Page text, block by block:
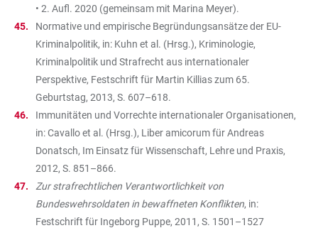
• 2. Aufl. 2020 (gemeinsam mit Marina Meyer).
Normative und empirische Begründungsansätze der EU-
Kriminalpolitik, in: Kuhn et al. (Hrsg.), Kriminologie,
Kriminalpolitik und Strafrecht aus internationaler
Perspektive, Festschrift für Martin Killias zum 65.
Geburtstag, 2013, S. 607–618.
Immunitäten und Vorrechte internationaler Organisationen,
in: Cavallo et al. (Hrsg.), Liber amicorum für Andreas
Donatsch, Im Einsatz für Wissenschaft, Lehre und Praxis,
2012, S. 851–866.
Zur strafrechtlichen Verantwortlichkeit von
Bundeswehrsoldaten in bewaffneten Konflikten, in:
Festschrift für Ingeborg Puppe, 2011, S. 1501–1527